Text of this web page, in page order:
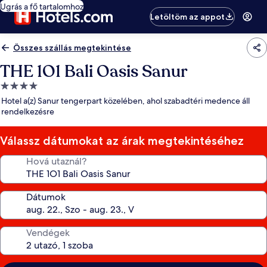
Ugrás a fő tartalomhoz
Letöltöm az appot
Összes szállás megtekintése
THE 1O1 Bali Oasis Sanur
4.0
csillagos
szálláshely
Hotel a(z) Sanur tengerpart közelében, ahol szabadtéri medence áll
rendelkezésre
Válassz dátumokat az árak megtekintéséhez
Hová utaznál?
Dátumok
Vendégek